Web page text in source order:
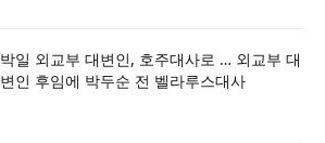
박일 외교부 대변인, 호주대사로 … 외교부 대
변인 후임에 박두순 전 벨라루스대사